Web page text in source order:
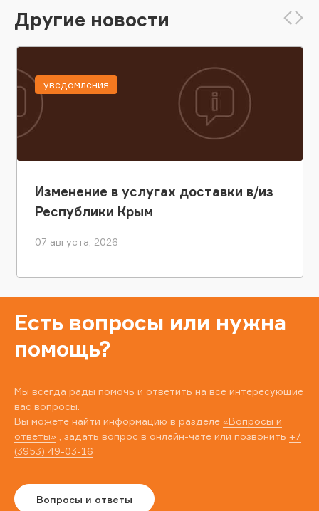
Другие новости
Изменение в услугах доставки в/из
Республики Крым
07 августа, 2026
уведомления
Есть вопросы или нужна
помощь?
Мы всегда рады помочь и ответить на все интересующие
вас вопросы.
Вы можете найти информацию в разделе «Вопросы и
ответы» , задать вопрос в онлайн-чате или позвонить +7
(3953) 49-03-16
Вопросы и ответы